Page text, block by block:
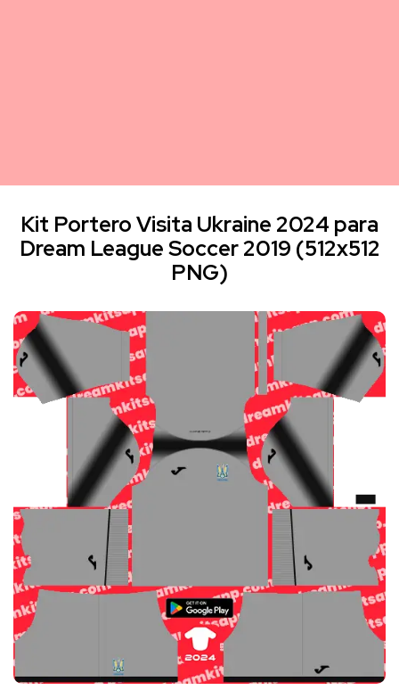
Kit Portero Visita Ukraine 2024 para
Dream League Soccer 2019 (512x512
PNG)